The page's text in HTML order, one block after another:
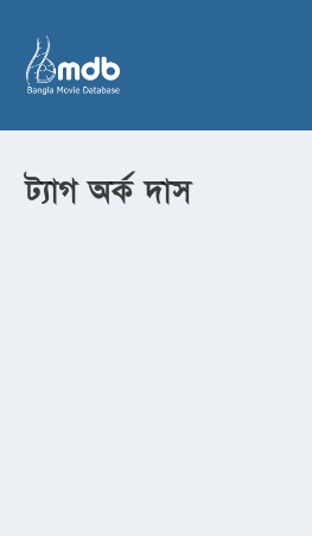
ট্যাগঅর্ক দাস